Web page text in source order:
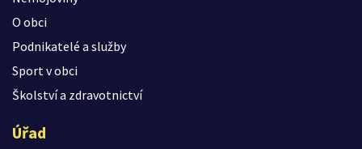
O obci
Podnikatelé a služby
Sport v obci
Školství a zdravotnictví
Úřad